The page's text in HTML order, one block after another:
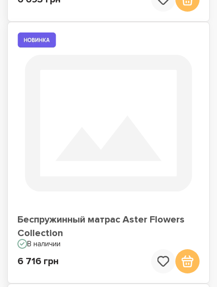
Беспружинный матрас Aster Flowers
Collection
В наличии
6 716 грн